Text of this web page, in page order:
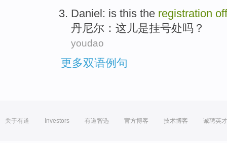
Daniel: is this the registration
丹尼尔 ：这儿是挂号处吗？
youdao
更多双语例句
关于有道 Investors 有道智选 官方博客 技术博客 诚聘英才